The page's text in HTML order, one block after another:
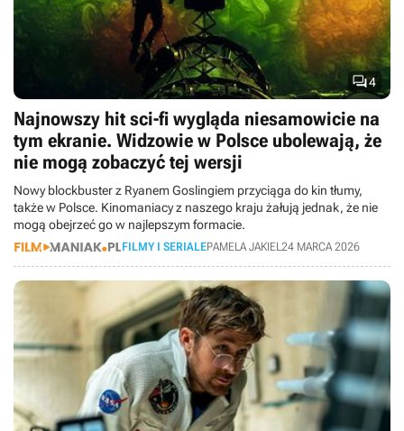
4
Najnowszy hit sci-fi wygląda niesamowicie na
tym ekranie. Widzowie w Polsce ubolewają, że
nie mogą zobaczyć tej wersji
Nowy blockbuster z Ryanem Goslingiem przyciąga do kin tłumy,
także w Polsce. Kinomaniacy z naszego kraju żałują jednak, że nie
mogą obejrzeć go w najlepszym formacie.
FILMY I SERIALEPAMELA JAKIEL24 MARCA 2026